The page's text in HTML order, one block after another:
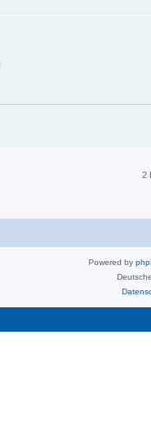
2
Powered by